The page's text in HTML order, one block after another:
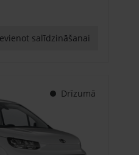
salīdzināšanai
Drīzumā